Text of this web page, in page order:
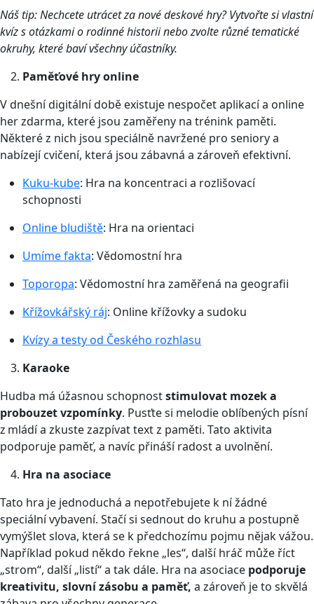
Náš tip: Nechcete utrácet za nové deskové hry? Vytvořte si vlastní
kvízs otázkami o rodinné historii nebo zvolte různé tematické
okruhy, které baví všechny účastníky.
Paměťové hry online
V dnešní digitální době existuje nespočet aplikací a online
her zdarma, které jsou zaměřeny na trénink paměti.
Některé z nich jsou speciálně navržené pro seniory a
nabízejí cvičení, která jsou zábavná a zároveň efektivní.
Kuku-kube: Hra na koncentraci a rozlišovací
schopnosti
Online bludiště: Hra na orientaci
Umíme fakta: Vědomostní hra
Toporopa: Vědomostní hra zaměřená na geografii
Křížovkářský ráj: Online křížovky a sudoku
Kvízy a testy od Českého rozhlasu
Karaoke
Hudba má úžasnou schopnoststimulovat mozek a
probouzet vzpomínky. Pusťte si melodie oblíbených písní
z mládí a zkuste zazpívat text z paměti. Tato aktivita
podporuje paměť, a navíc přináší radost a uvolnění.
Hra na asociace
Tato hra je jednoduchá a nepotřebujete k ní žádné
speciální vybavení. Stačí si sednout do kruhu a postupně
vymýšlet slova, která se k předchozímu pojmu nějak vážou.
Například pokud někdo řekne „les“, další hráč může říct
„strom“, další „listí“ a tak dále. Hra na asociace podporuje
kreativitu, slovní zásobu a paměť, a zároveň je to skvělá